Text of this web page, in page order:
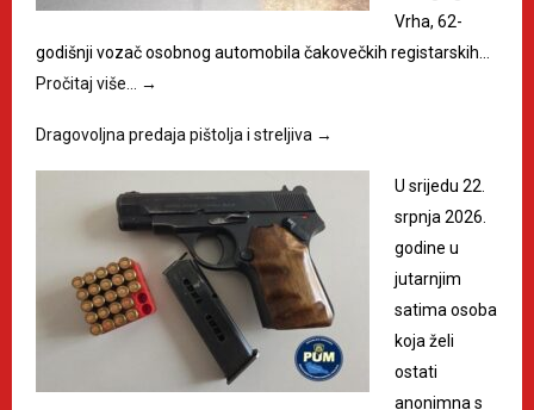
Vrha, 62-
godišnji vozač osobnog automobila čakovečkih registarskih…
Pročitaj više… →
Dragovoljna predaja pištolja i streljiva →
U srijedu 22.
srpnja 2026.
godine u
jutarnjim
satima osoba
koja želi
ostati
anonimna s